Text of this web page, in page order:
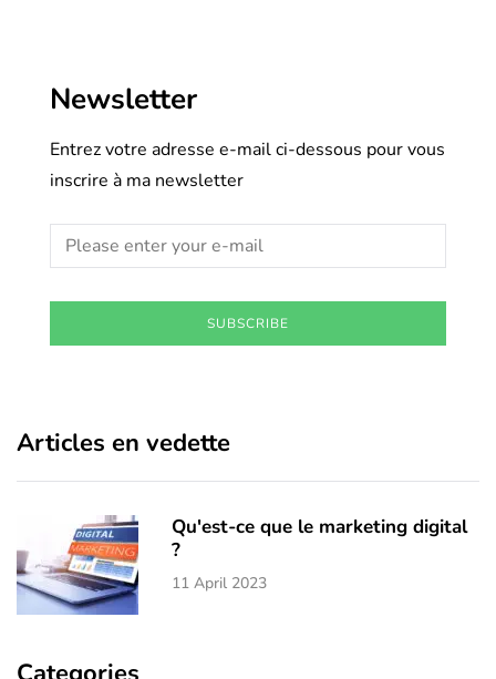
Newsletter
Entrez votre adresse e-mail ci-dessous pour vous
inscrire à ma newsletter
SUBSCRIBE
Articles en vedette
Qu'est-ce que le marketing digital
?
11 April 2023